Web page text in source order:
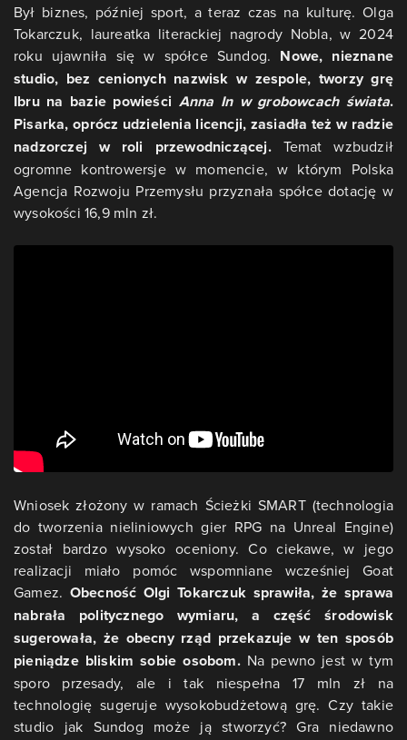
Był biznes, później sport, a teraz czas na kulturę. Olga
Tokarczuk, laureatka literackiej nagrody Nobla, w 2024
roku ujawniła się w spółce Sundog. Nowe, nieznane
studio, bez cenionych nazwisk w zespole, tworzy grę
Ibru na bazie powieści Anna In w grobowcach świata.
Pisarka, oprócz udzielenia licencji, zasiadła też w radzie
nadzorczej w roli przewodniczącej. Temat wzbudził
ogromne kontrowersje w momencie, w którym Polska
Agencja Rozwoju Przemysłu przyznała spółce dotację w
wysokości 16,9 mln zł.
Wniosek złożony w ramach Ścieżki SMART (technologia
do tworzenia nieliniowych gier RPG na Unreal Engine)
został bardzo wysoko oceniony. Co ciekawe, w jego
realizacji miało pomóc wspomniane wcześniej Goat
Gamez. Obecność Olgi Tokarczuk sprawiła, że sprawa
nabrała politycznego wymiaru, a część środowisk
sugerowała, że obecny rząd przekazuje w ten sposób
pieniądze bliskim sobie osobom.Na pewno jest w tym
sporo przesady, ale i tak niespełna 17 mln zł na
technologię sugeruje wysokobudżetową grę. Czy takie
studio jak Sundog może ją stworzyć? Gra niedawno